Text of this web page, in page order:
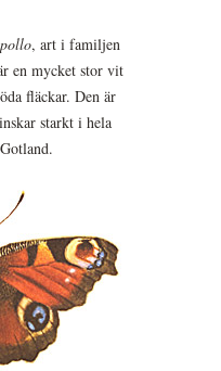
, art i familjen
en mycket stor vit
fläckar. Den är
starkt i hela